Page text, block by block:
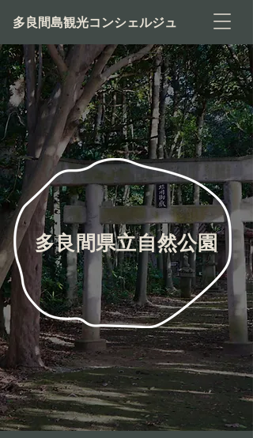
多良間島観光コンシェルジュ
多良間県立自然公園